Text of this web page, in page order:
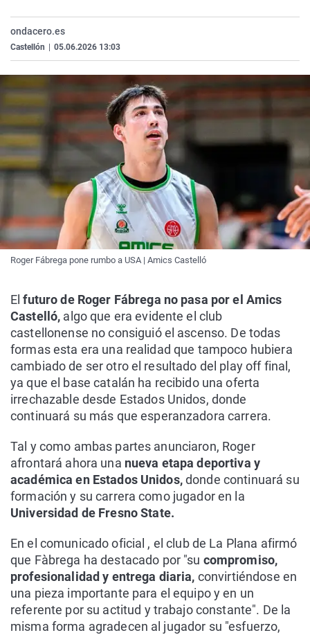
Como el perro y el
Equipo de
Operación Viuda
La Rioja
Navarra
Elecciones
ondacero.es
Castellón 05.06.2026 13:03
Roger Fábrega pone rumbo a USA | Amics Castelló
Elfuturo de Roger Fábrega no pasa por el Amics
Castelló, algo que era evidente el club
castellonense no consiguió el ascenso. De todas
formas esta era una realidad que tampoco hubiera
cambiado de ser otro el resultado del play off final,
ya que el base catalán ha recibido una oferta
irrechazable desde Estados Unidos, donde
continuará su más que esperanzadora carrera.
Tal y como ambas partes anunciaron, Roger
afrontará ahora una nueva etapa deportiva y
académica en Estados Unidos,donde continuará su
formación y su carrera como jugador en la
Universidad de Fresno State.
En el comunicado oficial , el club de La Plana afirmó
que Fàbrega ha destacado por "su compromiso,
profesionalidad y entrega diaria, convirtiéndose en
una pieza importante para el equipo y en un
referente por su actitud y trabajo constante". De la
misma forma agradecen al jugador su "esfuerzo,